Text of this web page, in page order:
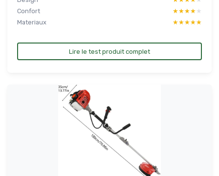
Confort
★★★★★
★★★★★
Materiaux
★★★★★
★★★★★
Lire le test produit complet